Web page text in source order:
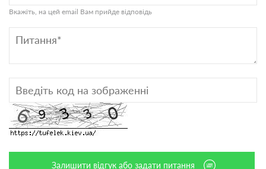
Вкажіть, на цей email Вам прийде відповідь
Залишити відгук або задати питання